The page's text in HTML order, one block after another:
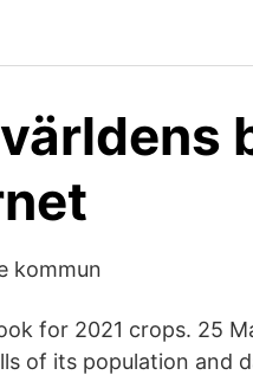
kommun
for 2021 crops. 25
of its population and